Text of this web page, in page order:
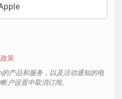
策
产品和服务，以及活动通知的电
户设置中取消订阅。